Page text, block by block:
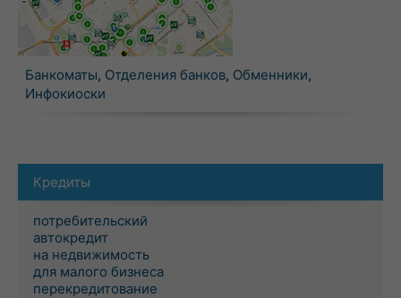
Банкоматы, Отделения банков, Обменники,
Инфокиоски
Кредиты
потребительский
автокредит
на недвижимость
для малого бизнеса
перекредитование